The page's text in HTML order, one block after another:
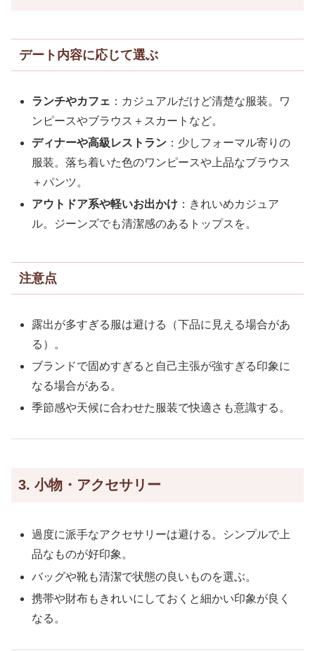
デート内容に応じて選ぶ
ランチやカフェ ：カジュアルだけど清楚な服装。ワ
ンピースやブラウス＋スカートなど。
ディナーや高級レストラン ：少しフォーマル寄りの
服装。落ち着いた色のワンピースや上品なブラウス
＋パンツ。
アウトドア系や軽いお出かけ ：きれいめカジュア
ル。ジーンズでも清潔感のあるトップスを。
注意点
露出が多すぎる服は避ける（下品に見える場合があ
る）。
ブランドで固めすぎると自己主張が強すぎる印象に
なる場合がある。
季節感や天候に合わせた服装で快適さも意識する。
3. 小物・アクセサリー
過度に派手なアクセサリーは避ける。シンプルで上
品なものが好印象。
バッグや靴も清潔で状態の良いものを選ぶ。
携帯や財布もきれいにしておくと細かい印象が良く
なる。